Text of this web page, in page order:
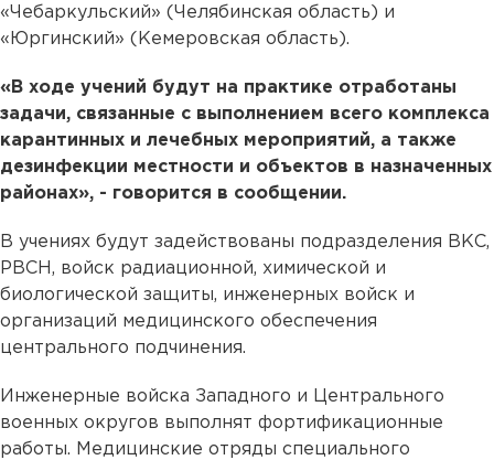
«Чебаркульский» (Челябинская область) и
«Юргинский» (Кемеровская область).
«В ходе учений будут на практике отработаны
задачи, связанные с выполнением всего комплекса
карантинных и лечебных мероприятий, а также
дезинфекции местности и объектов в назначенных
районах», - говорится в сообщении.
В учениях будут задействованы подразделения ВКС,
РВСН, войск радиационной, химической и
биологической защиты, инженерных войск и
организаций медицинского обеспечения
центрального подчинения.
Инженерные войска Западного и Центрального
военных округов выполнят фортификационные
работы. Медицинские отряды специального